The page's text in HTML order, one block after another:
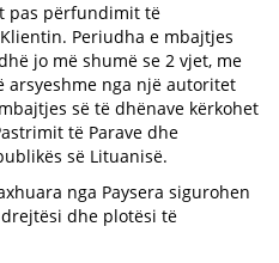
pas përfundimit të
Periudha e mbajtjes
jo më shumë se 2 vjet, me
arsyeshme nga një autoritet
së të dhënave kërkohet
të Parave dhe
së Lituanisë.
nga Paysera sigurohen
dhe plotësi të